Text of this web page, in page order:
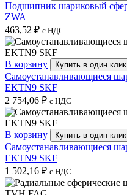
Подшипник шариковый
ZWA
463,52 ₽ с НДС
В корзину Купить в один клик
Самоустанавливающиеся
EKTN9 SKF
2 754,06 ₽ с НДС
В корзину Купить в один клик
Самоустанавливающиеся
EKTN9 SKF
1 502,16 ₽ с НДС